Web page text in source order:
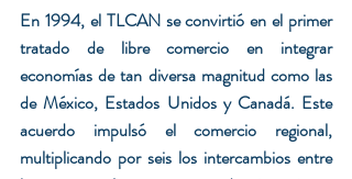
En 1994, el TLCAN se convirtió en el primer
tratado de libre comercio en integrar
economías de tan diversa magnitud como las
de México, Estados Unidos y Canadá. Este
acuerdo impulsó el comercio regional,
multiplicando por seis los intercambios entre